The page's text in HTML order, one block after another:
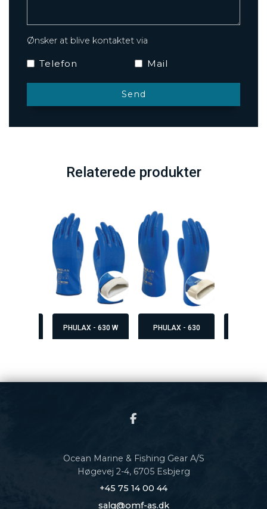
Ønsker at blive kontaktet via
Mail
Telefon
Relaterede produkter
PHULAX - 630 W PHULAX - 630
Ocean Marine & Fishing Gear A/S
Høgevej 2-4, 6705 Esbjerg
+45 75 14 00 44
salg@omf-as.dk